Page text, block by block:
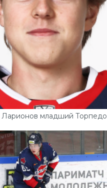
Ларионов младший Торпедо